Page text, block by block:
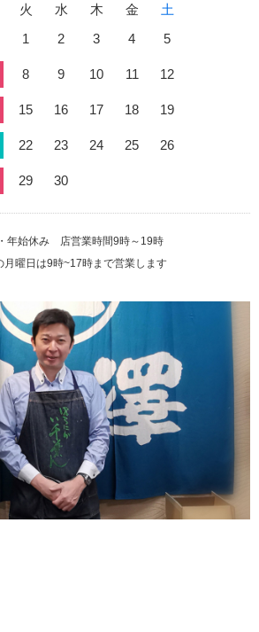
火 水 木 金
土
1
2 3 4 5
8 9 10 11 12
15 16 17 18 19
22 23 24 25 26
29 30
年始休み 店営業時間9時～19時
月曜日は9時~17時まで営業します